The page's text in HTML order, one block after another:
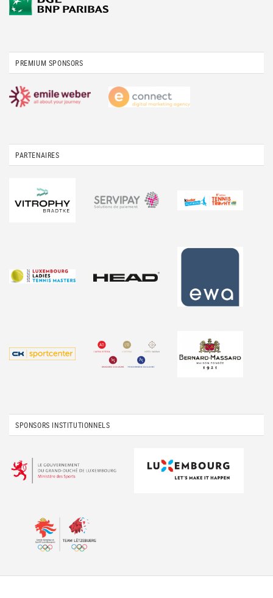
PREMIUM SPONSORS
PARTENAIRES
SPONSORS INSTITUTIONNELS